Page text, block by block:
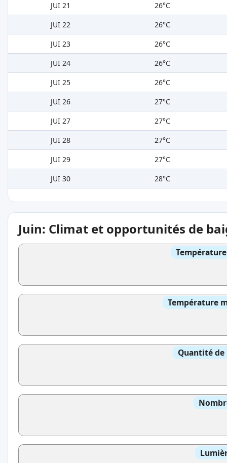
JUI 21
26°C
JUI 22
26°C
JUI 23
26°C
JUI 24
26°C
JUI 25
26°C
JUI 26
27°C
JUI 27
27°C
JUI 28
27°C
JUI 29
27°C
JUI 30
28°C
Juin: Climat et opportunités de
Température
Quantité